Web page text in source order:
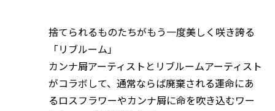
捨てられるものたちがもう一度美しく咲き誇る
「リブルーム」
カンナ屑アーティストとリブルームアーティスト
がコラボして、通常ならば廃棄される運命にあ
るロスフラワーやカンナ屑に命を吹き込むワー